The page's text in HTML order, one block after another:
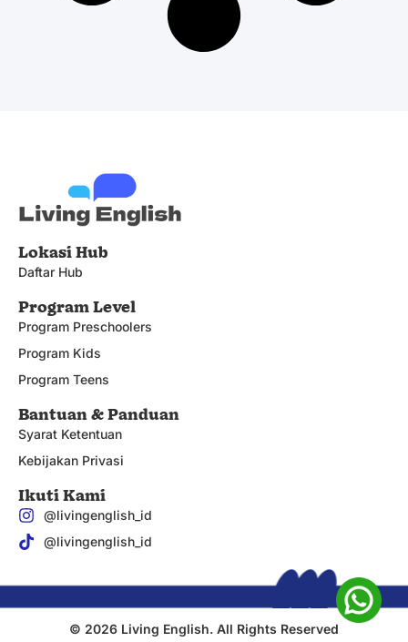
Lokasi Hub
Daftar Hub
Program Level
Program Preschoolers
Program Kids
Program Teens
Bantuan & Panduan
Syarat Ketentuan
Kebijakan Privasi
Ikuti Kami
@livingenglish_id
@livingenglish_id
© 2026 Living English. All Rights Reserved